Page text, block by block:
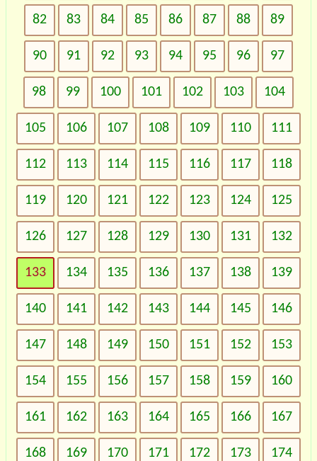
82 83 84 85 86 87 88 89
90 91 92 93 94 95 96 97
98 99 100 101 102 103 104
105 106 107 108 109 110 111
112 113 114 115 116 117 118
119 120 121 122 123 124 125
126 127 128 129 130 131 132
133 134 135 136 137 138 139
140 141 142 143 144 145 146
147 148 149 150 151 152 153
154 155 156 157 158 159 160
161 162 163 164 165 166 167
168 169 170 171 172 173 174